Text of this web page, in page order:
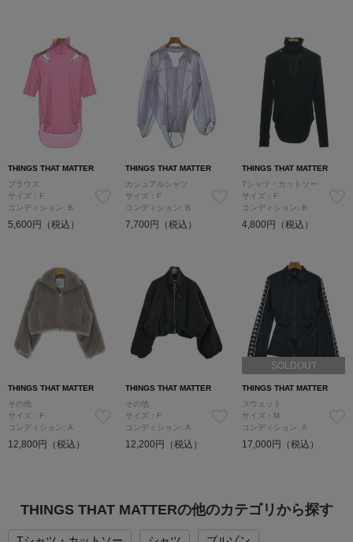
THINGS THAT MATTER
ブラウス
サイズ：F
コンディション: B
5,600円（税込）
THINGS THAT MATTER
カジュアルシャツ
サイズ：F
コンディション: B
7,700円（税込）
THINGS THAT MATTER
Tシャツ・カットソー
サイズ：F
コンディション: B
4,800円（税込）
THINGS THAT MATTER
その他
サイズ：F
コンディション: A
12,800円（税込）
THINGS THAT MATTER
その他
サイズ：F
コンディション: A
12,200円（税込）
SOLDOUT
THINGS THAT MATTER
スウェット
サイズ：M
コンディション: A
17,000円（税込）
THINGS THAT MATTERの他のカテゴリから探す